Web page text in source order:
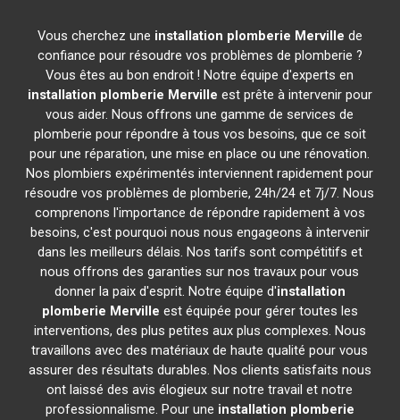
Vous cherchez une installation plomberie Merville de
confiance pour résoudre vos problèmes de plomberie ?
Vous êtes au bon endroit ! Notre équipe d'experts en
installation plomberie Merville est prête à intervenir pour
vous aider. Nous offrons une gamme de services de
plomberie pour répondre à tous vos besoins, que ce soit
pour une réparation, une mise en place ou une rénovation.
Nos plombiers expérimentés interviennent rapidement pour
résoudre vos problèmes de plomberie, 24h/24 et 7j/7. Nous
comprenons l'importance de répondre rapidement à vos
besoins, c'est pourquoi nous nous engageons à intervenir
dans les meilleurs délais. Nos tarifs sont compétitifs et
nous offrons des garanties sur nos travaux pour vous
donner la paix d'esprit. Notre équipe d'installation
plomberie Merville est équipée pour gérer toutes les
interventions, des plus petites aux plus complexes. Nous
travaillons avec des matériaux de haute qualité pour vous
assurer des résultats durables. Nos clients satisfaits nous
ont laissé des avis élogieux sur notre travail et notre
professionnalisme. Pour une installation plomberie